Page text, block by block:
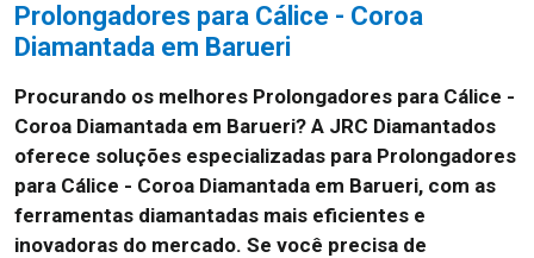
Prolongadores para Cálice - Coroa
Diamantada em Barueri
Procurando os melhores Prolongadores para Cálice -
Coroa Diamantada em Barueri? A JRC Diamantados
oferece soluções especializadas para Prolongadores
para Cálice - Coroa Diamantada em Barueri, com as
ferramentas diamantadas mais eficientes e
inovadoras do mercado. Se você precisa de